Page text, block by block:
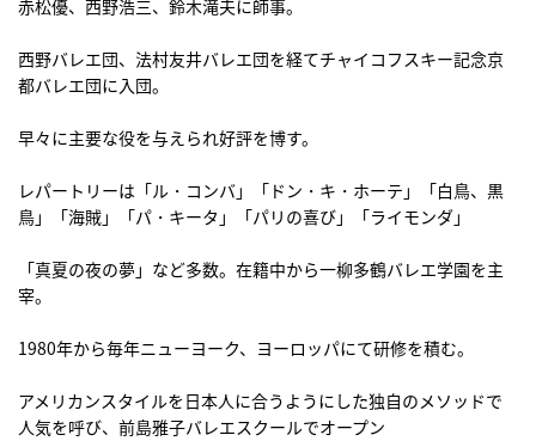
赤松優、西野浩三、鈴木滝夫に師事。
西野バレエ団、法村友井バレエ団を経てチャイコフスキー記念京
都バレエ団に入団。
早々に主要な役を与えられ好評を博す。
レパートリーは「ル・コンバ」「ドン・キ・ホーテ」「白鳥、黒
鳥」「海賊」「パ・キータ」「パリの喜び」「ライモンダ」
「真夏の夜の夢」など多数。在籍中から一柳多鶴バレエ学園を主
宰。
1980年から毎年ニューヨーク、ヨーロッパにて研修を積む。
アメリカンスタイルを日本人に合うようにした独自のメソッドで
人気を呼び、前島雅子バレエスクールでオープン